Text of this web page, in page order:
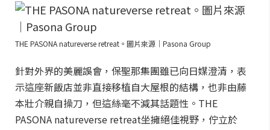
THE PASONA natureverse retreat。圖片來源｜Pasona Group
針對外界的美麗誤會，保聖那集團雖已向日媒澄清，表
示這座新飯店並非直接移植自大屋根的結構，也非由藤
本壯介親自操刀，但這絲毫不減其話題性。THE
PASONA natureverse retreat坐擁絕佳視野，佇立於